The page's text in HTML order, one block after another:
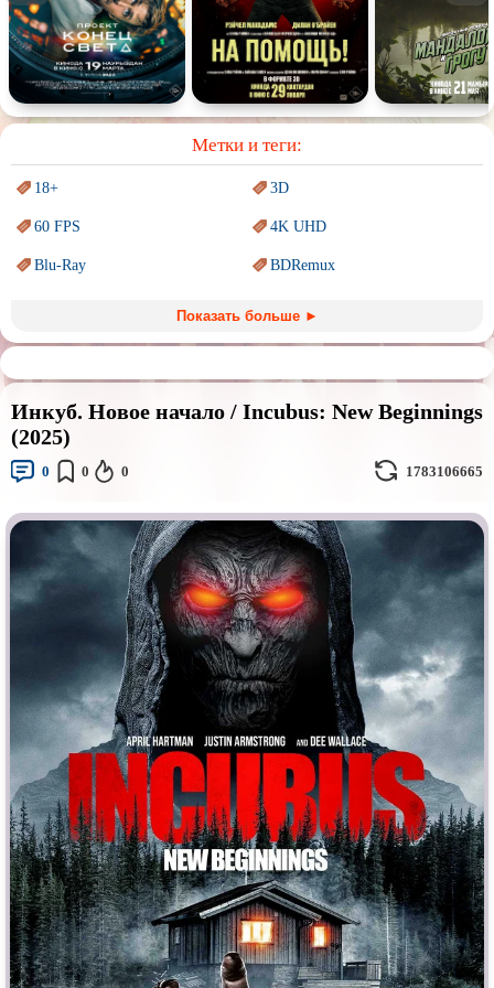
Спектакль Сказка Немое кино Для взрослых
Метки и теги:
18+ 3D
60 FPS 4K UHD
Blu-Ray BDRemux
Sci-Fi (Научнаяфантастика) Trash (трэш) movies
Авангард иСюрреализм Ангелы и Демоны
Аниме Антиутопия
Врачи
Коллекция Комикс
Маги и Волшебники Наркотики
Основанное на
реальных
событиях
Параллельные миры
Перевод Гоблина
ПереводКубик в Кубе Перевод Кураж-Бамбей
Подростковаяжестокость
Постапокалипсис Призраки
Про акул Про апокалипсис
Про богов Про богатых
Про вампиров Про ведьм
Про викингов Про выживание
Про гангстеров Про гонки
Показать больше ►
Инкуб. Новое начало / Incubus: New Beginnings
(2025)
0 0 0 1783106665